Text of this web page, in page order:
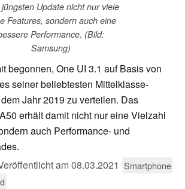
Update nicht nur viele
Features, sondern auch eine
Performance. (Bild:
Samsung)
begonnen, One UI 3.1 auf Basis von
seiner beliebtesten Mittelklasse-
Jahr 2019 zu verteilen. Das
erhält damit nicht nur eine Vielzahl
auch Performance- und
am08.03.2021 Smartphone